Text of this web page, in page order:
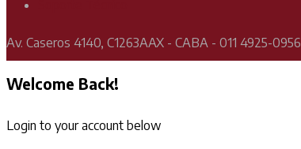
Av. Caseros 4140, C1263AAX - CABA - 011 4925-0956
Welcome Back!
Login to your account below